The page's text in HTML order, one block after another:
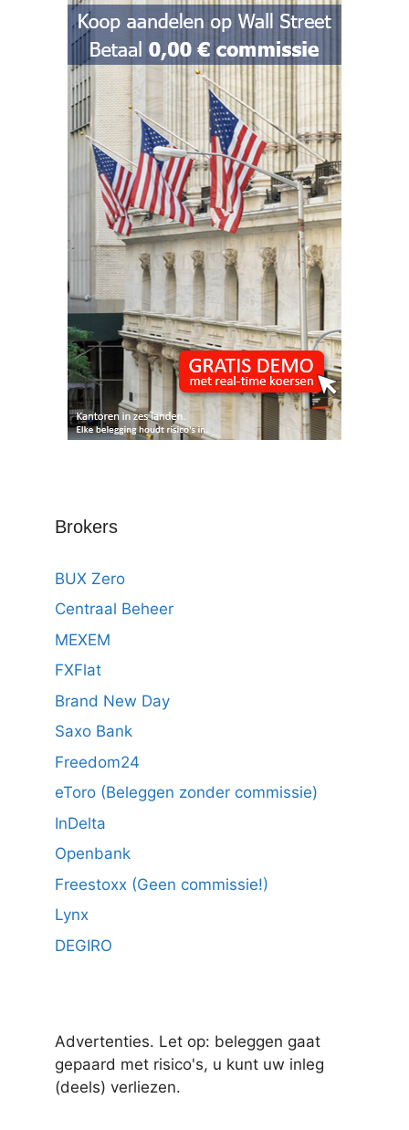
Brokers
BUX Zero
Centraal Beheer
MEXEM
FXFlat
Brand New Day
Saxo Bank
Freedom24
eToro (Beleggen zonder commissie)
InDelta
Openbank
Freestoxx (Geen commissie!)
Lynx
DEGIRO
Advertenties. Let op: beleggen gaat
gepaard met risico's, u kunt uw inleg
(deels) verliezen.